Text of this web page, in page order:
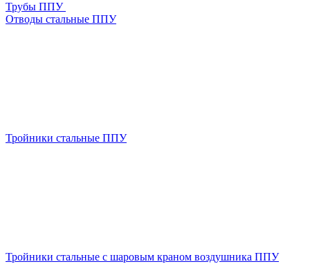
Трубы ППУ
Отводы стальные ППУ
Тройники стальные ППУ
Тройники стальные с шаровым краном воздушника ППУ